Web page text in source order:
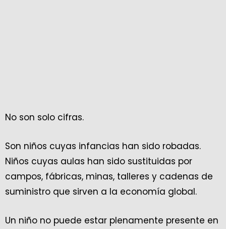
No son solo cifras.
Son niños cuyas infancias han sido robadas.
Niños cuyas aulas han sido sustituidas por
campos, fábricas, minas, talleres y cadenas de
suministro que sirven a la economía global.
Un niño no puede estar plenamente presente en